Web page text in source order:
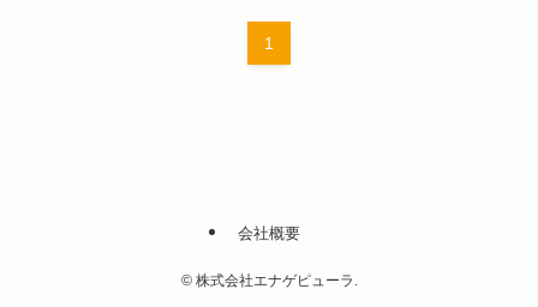
1
会社概要
©株式会社エナゲピューラ.